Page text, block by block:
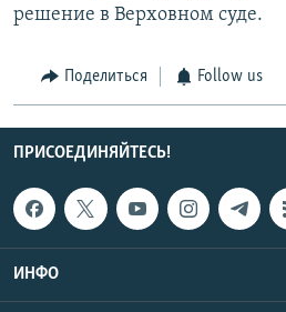
решение в Верховном суде.
Поделиться Follow us
ПРИСОЕДИНЯЙТЕСЬ!
ИНФО